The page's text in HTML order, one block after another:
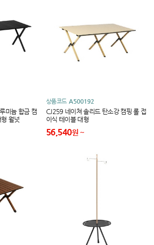
미늄 합금 캠
월넛
상품코드 A500192
CJ259 네이쳐 솔리드 탄소강 캠핑 롤 접
이식 테이블 대형
56,540원